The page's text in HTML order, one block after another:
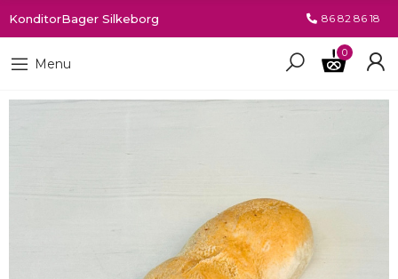
KonditorBager Silkeborg 86 82 86 18
Menu
0